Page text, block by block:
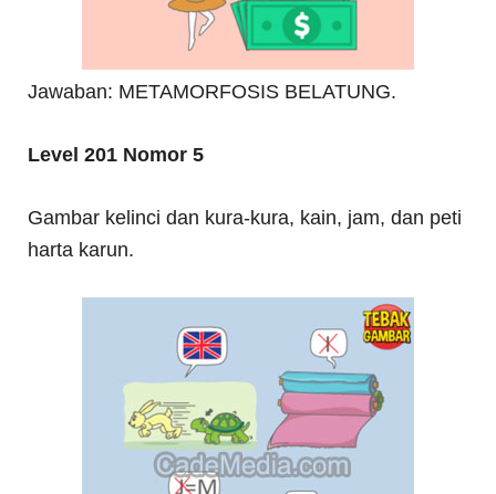
Jawaban: METAMORFOSIS BELATUNG.
Level 201 Nomor 5
Gambar kelinci dan kura-kura, kain, jam, dan peti
harta karun.